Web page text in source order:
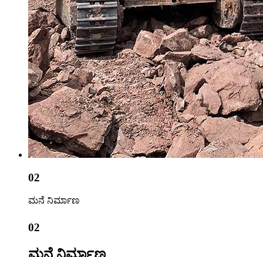
02
ಮನೆ ನಿರ್ಮಾಣ
02